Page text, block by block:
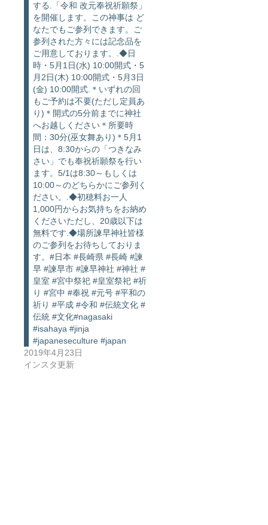
する.「令和 改元奉祝祈願祭」
を開催します。この神事は ど
なたでもご参列できます。ご
参列された方々には記念品を
ご用意しております。.◆日
時・5月1日(水) 10:00開式・5
月2日(木) 10:00開式・5月3日
(金) 10:00開式.＊いずれの回
もご予約は不要(ただし定員あ
り)＊開式の5分前までに神社
へお越しください＊所要時
間：30分(巫女舞あり)＊5月1
日は、8:30からの「つきなみ
さい」でも奉祝祈願祭を行い
ます。5/1は8:30～もしくは
10:00～のどちらかにご参列く
ださい。.◆初穂料お一人
1,000円からお気持ちをお納め
くださいただし、20歳以下は
無料です.◆場所諫早神社皆様
のご参列をお待ちしておりま
す。#日本 #長崎県 #長崎 #諫
早 #諫早市 #諫早神社 #神社 #
皇室 #宮中祭祀 #皇室祭祀 #祈
り #宮中 #奉祝 #元号 #平和の
祈り #平成 #令和 #伝統文化 #
伝統 #文化#nagasaki
#isahaya #jinja
#japaneseculture #japan
2019年4月23日
インスタ更新